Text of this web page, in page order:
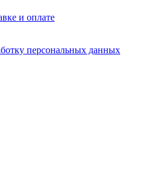
и оплате
персональных данных